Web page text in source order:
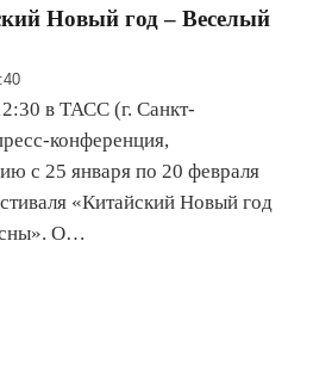
Новый год – Веселый
в ТАСС (г. Санкт-
конференция,
с 25 января по 20 февраля
«Китайский Новый год
О…